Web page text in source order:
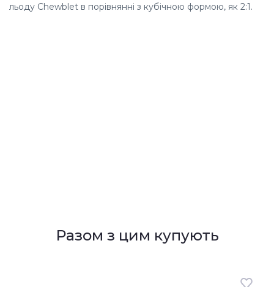
льоду Chewblet в порівнянні з кубічною формою, як 2:1.
Разом з цим купують